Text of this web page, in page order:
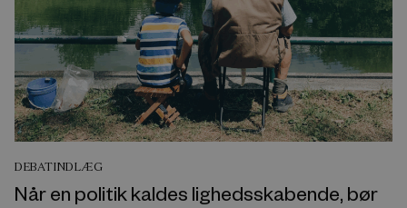
DEBATINDLÆG
Når en politik kaldes lighedsskabende, bør